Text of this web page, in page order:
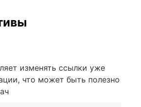
изменять ссылки уже
что может быть полезно